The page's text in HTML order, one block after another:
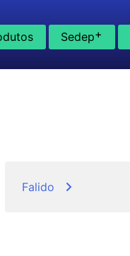
Sedep+
Falido